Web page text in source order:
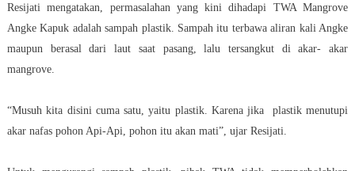
Resijati mengatakan, permasalahan yang kini dihadapi TWA Mangrove
Angke Kapuk adalah sampah plastik. Sampah itu terbawa aliran kali Angke
maupun berasal dari laut saat pasang, lalu tersangkut di akar- akar
mangrove.
“Musuh kita disini cuma satu, yaitu plastik. Karena jika plastik menutupi
akar nafas pohon Api-Api, pohon itu akan mati”, ujar Resijati.